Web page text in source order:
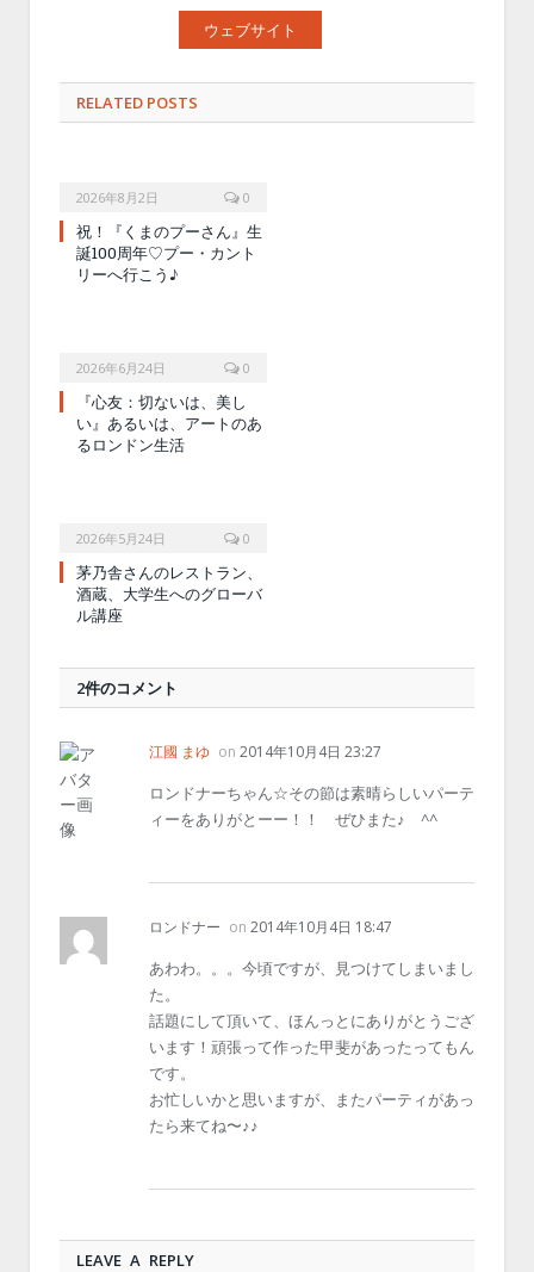
ウェブサイト
RELATED POSTS
2026年8月2日 0
祝！『くまのプーさん』生
誕100周年♡プー・カント
リーへ行こう♪
2026年6月24日 0
『心友：切ないは、美し
い』あるいは、アートのあ
るロンドン生活
2026年5月24日 0
茅乃舎さんのレストラン、
酒蔵、大学生へのグローバ
ル講座
2件のコメント
江國 まゆ on 2014年10月4日 23:27
ロンドナーちゃん☆その節は素晴らしいパーテ
ィーをありがとーー！！ ぜひまた♪ ^^
ロンドナー on 2014年10月4日 18:47
あわわ。。。今頃ですが、見つけてしまいまし
た。
話題にして頂いて、ほんっとにありがとうござ
います！頑張って作った甲斐があったってもん
です。
お忙しいかと思いますが、またパーティがあっ
たら来てね〜♪♪
LEAVE A REPLY